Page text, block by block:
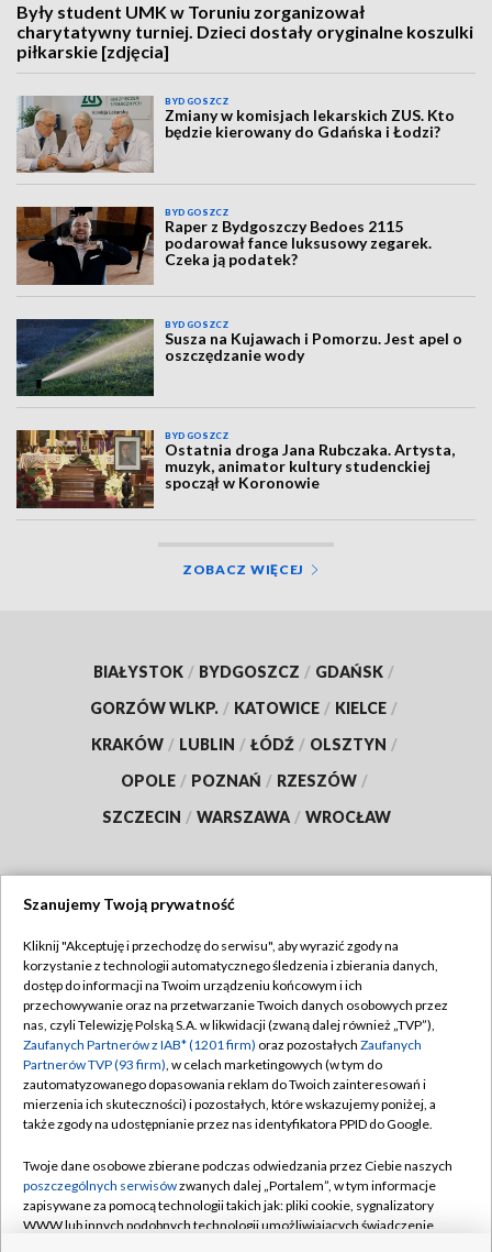
Były student UMK w Toruniu zorganizował
charytatywny turniej. Dzieci dostały oryginalne koszulki
piłkarskie [zdjęcia]
BYDGOSZCZ
Zmiany w komisjach lekarskich ZUS. Kto
będzie kierowany do Gdańska i Łodzi?
BYDGOSZCZ
Raper z Bydgoszczy Bedoes 2115
podarował fance luksusowy zegarek.
Czeka ją podatek?
BYDGOSZCZ
Susza na Kujawach i Pomorzu. Jest apel o
oszczędzanie wody
BYDGOSZCZ
Ostatnia droga Jana Rubczaka. Artysta,
muzyk, animator kultury studenckiej
spoczął w Koronowie
ZOBACZ WIĘCEJ
BIAŁYSTOK / BYDGOSZCZ / GDAŃSK /
GORZÓW WLKP. / KATOWICE / KIELCE /
KRAKÓW / LUBLIN / ŁÓDŹ / OLSZTYN /
OPOLE / POZNAŃ / RZESZÓW /
SZCZECIN / WARSZAWA / WROCŁAW
TVP
Abonament TVP
Emisja w TVP
Centrum informacji TVP
Naziemna Telewizja Cyfrowa
Rada Programowa
System NOS
Regulamin TVP
Polityka prywatności
Moje zgody
Pomoc
Kontakt
Szanujemy Twoją prywatność
Kliknij "Akceptuję i przechodzę do serwisu", aby wyrazić zgody na
korzystanie z technologii automatycznego śledzenia i zbierania danych,
dostęp do informacji na Twoim urządzeniu końcowym i ich
przechowywanie oraz na przetwarzanie Twoich danych osobowych przez
nas, czyli Telewizję Polską S.A. w likwidacji (zwaną dalej również „TVP”),
Zaufanych Partnerów z IAB* (1201 firm) oraz pozostałych Zaufanych
Partnerów TVP (93 firm), w celach marketingowych (w tym do
zautomatyzowanego dopasowania reklam do Twoich zainteresowań i
mierzenia ich skuteczności) i pozostałych, które wskazujemy poniżej, a
także zgody na udostępnianie przez nas identyfikatora PPID do Google.
Twoje dane osobowe zbierane podczas odwiedzania przez Ciebie naszych
poszczególnych serwisówzwanych dalej „Portalem”, w tym informacje
zapisywane za pomocą technologii takich jak: pliki cookie, sygnalizatory
WWW lub innych podobnych technologii umożliwiających świadczenie